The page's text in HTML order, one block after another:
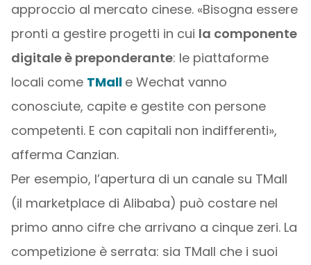
approccio al mercato cinese. «Bisogna essere
pronti a gestire progetti in cui la componente
digitale è preponderante: le piattaforme
locali come TMall e Wechat vanno
conosciute, capite e gestite con persone
competenti. E con capitali non indifferenti»,
afferma Canzian.
Per esempio, l’apertura di un canale su TMall
(il marketplace di Alibaba) può costare nel
primo anno cifre che arrivano a cinque zeri. La
competizione è serrata: sia TMall che i suoi